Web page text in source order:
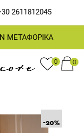
2611812045
ΜΕΤΑΦΟΡΙΚΑ
0 0
-20%